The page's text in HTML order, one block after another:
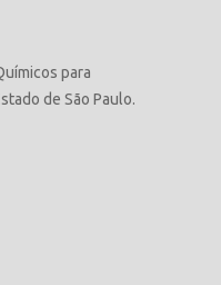
para
de São Paulo.